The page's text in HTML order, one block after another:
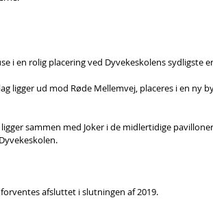
i en rolig placering ved Dyvekeskolens sydligste
ligger ud mod Røde Mellemvej, placeres i en ny
sammen med Joker i de midlertidige
afsluttet i slutningen af 2019.